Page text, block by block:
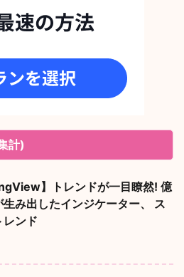
計)
】トレンドが一目瞭然! 億
生み出したインジケーター、 ス
レンド